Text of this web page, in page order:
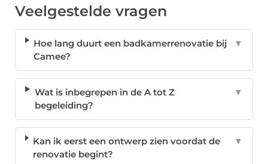
Veelgestelde vragen
Hoe lang duurt een badkamerrenovatie bij
Camee?
▼
Wat is inbegrepen in de A tot Z
begeleiding?
▼
Kan ik eerst een ontwerp zien voordat de
renovatie begint?
▼